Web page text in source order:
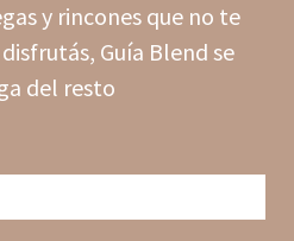
y rincones que no te
Guía Blend se
del resto